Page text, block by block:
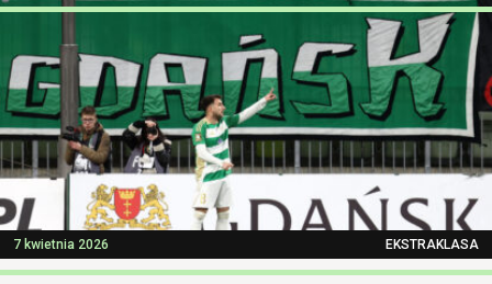
7 kwietnia 2026 EKSTRAKLASA